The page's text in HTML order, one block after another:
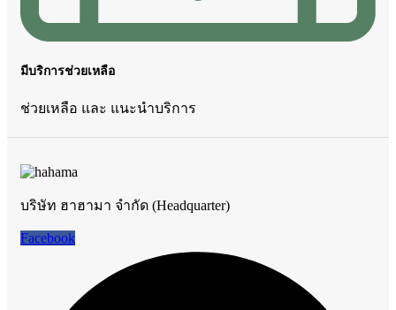
มีบริการช่วยเหลือ
ช่วยเหลือ และ แนะนำบริการ
บริษัท ฮาฮามา จำกัด (Headquarter)
Facebook